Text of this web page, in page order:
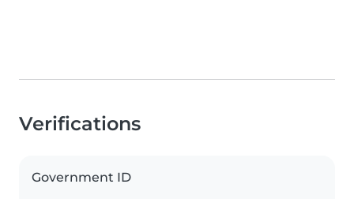
Verifications
Government ID